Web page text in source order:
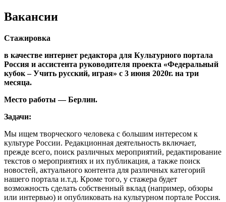
Вакансии
Стажировка
в качестве интернет редактора для Культурного портала
Россия и ассистента руководителя проекта «Федеральный
кубок – Учить русский, играя» с 3 июня 2020г. на три
месяца.
Место работы — Берлин.
Задачи:
Мы ищем творческого человека с большим интересом к
культуре России. Редакционная деятельность включает,
прежде всего, поиск различных мероприятий, редактирование
текстов о мероприятиях и их публикация, а также поиск
новостей, актуального контента для различных категорий
нашего портала и.т.д. Кроме того, у стажера будет
возможность сделать собственный вклад (например, обзоры
или интервью) и опубликовать на культурном портале Россия.